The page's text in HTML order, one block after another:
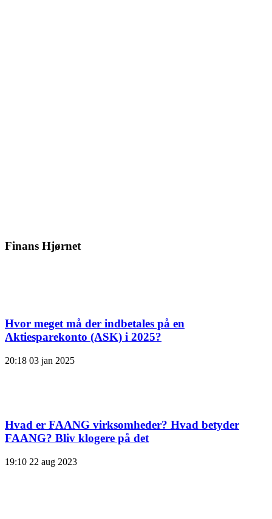
Finans Hjørnet
Hvor meget må der indbetales på en
Aktiesparekonto (ASK) i 2025?
20:18 03 jan 2025
Hvad er FAANG virksomheder? Hvad betyder
FAANG? Bliv klogere på det
19:10 22 aug 2023